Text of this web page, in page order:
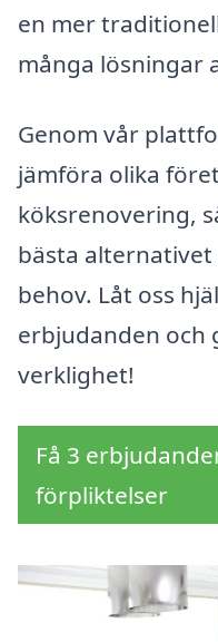
en mer
många lösningar
Genom vår
jämföra olika
köksrenovering,
bästa alternativet
behov. Låt oss
erbjudanden och
verklighet!
Få 3
förpliktelser